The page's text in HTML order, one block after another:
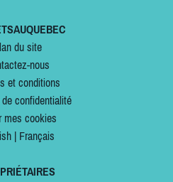
du site
nous
et conditions
confidentialité
mes cookies
| Français